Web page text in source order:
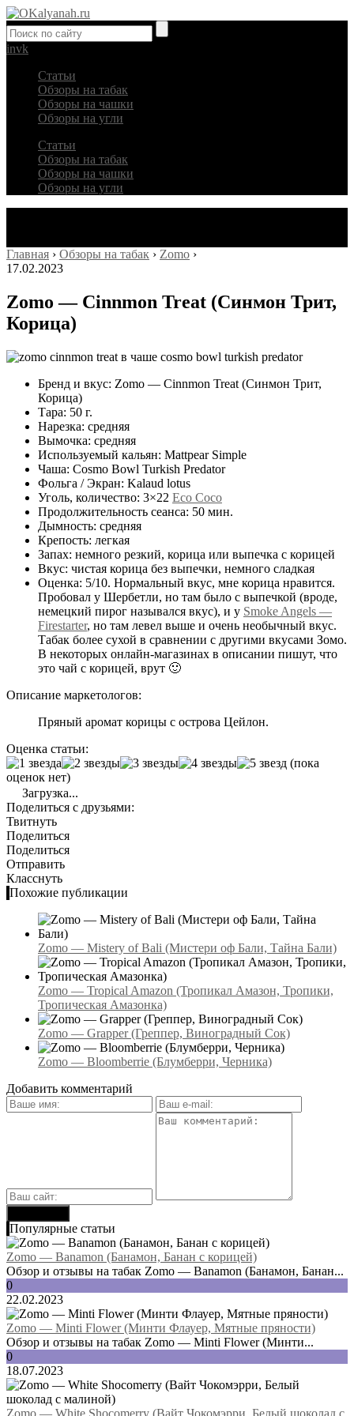
invk
Статьи
Обзоры на табак
Обзоры на чашки
Обзоры на угли
Статьи
Обзоры на табак
Обзоры на чашки
Обзоры на угли
Главная › Обзоры на табак › Zomo ›
17.02.2023
Zomo — Cinnmon Treat (Синмон Трит,
Корица)
Бренд и вкус: Zomo — Cinnmon Treat (Синмон Трит,
Корица)
Тара: 50 г.
Нарезка: средняя
Вымочка: средняя
Используемый кальян: Mattpear Simple
Чаша: Cosmo Bowl Turkish Predator
Фольга / Экран: Kalaud lotus
Уголь, количество: 3×22 Eco Coco
Продолжительность сеанса: 50 мин.
Дымность: средняя
Крепость: легкая
Запах: немного резкий, корица или выпечка с корицей
Вкус: чистая корица без выпечки, немного сладкая
Оценка: 5/10. Нормальный вкус, мне корица нравится.
Пробовал у Шербетли, но там было с выпечкой (вроде,
немецкий пирог назывался вкус), и у Smoke Angels —
Firestarter, но там левел выше и очень необычный вкус.
Табак более сухой в сравнении с другими вкусами Зомо.
В некоторых онлайн-магазинах в описании пишут, что
это чай с корицей, врут 🙂
Описание маркетологов:
Пряный аромат корицы с острова Цейлон.
Оценка статьи:
(пока
оценок нет)
Загрузка...
Поделиться с друзьями:
Твитнуть
Поделиться
Поделиться
Отправить
Класснуть
Похожие публикации
Zomo — Mistery of Bali (Мистери оф Бали, Тайна Бали)
Zomo — Tropical Amazon (Тропикал Амазон, Тропики,
Тропическая Амазонка)
Zomo — Grapper (Греппер, Виноградный Сок)
Zomo — Bloomberrie (Блумберри, Черника)
Добавить комментарий
Популярные статьи
Zomo — Banamon (Банамон, Банан с корицей)
Обзор и отзывы на табак Zomo — Banamon (Банамон, Банан...
0
22.02.2023
Zomo — Minti Flower (Минти Флауер, Мятные пряности)
Обзор и отзывы на табак Zomo — Minti Flower (Минти...
0
18.07.2023
Zomo — White Shocomerry (Вайт Чокомэрри, Белый шоколад с